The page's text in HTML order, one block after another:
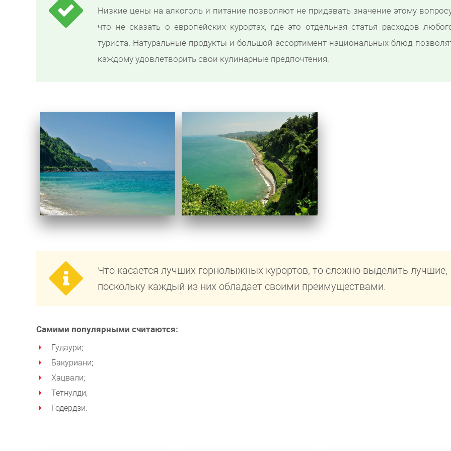
Низкие цены на алкоголь и питание позволяют не придавать значение этому
что не сказать о европейских курортах, где это отдельная статья расходов
туриста. Натуральные продукты и большой ассортимент национальных блюд
каждому удовлетворить свои кулинарные предпочтения.
Что касается лучших горнолыжных курортов, то сложно выделить лучшие,
поскольку каждый из них обладает своими преимуществами.
Самими популярными считаются:
Гудаури;
Бакуриани;
Хацвали;
Тетнулди;
Годердзи.